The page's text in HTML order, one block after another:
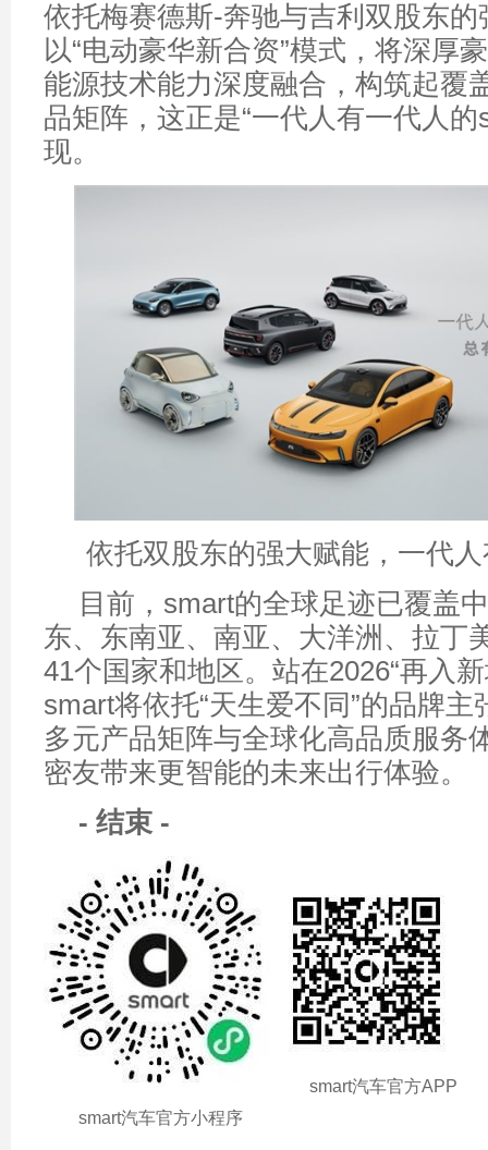
依托梅赛德斯-奔驰与吉利双股东
以“电动豪华新合资”模式，将深厚
能源技术能力深度融合，构筑起覆
品矩阵，这正是“一代人有一代人的
现。
依托双股东的强大赋能，一代
目前，smart的全球足迹已覆盖
东、东南亚、南亚、大洋洲、拉丁
41个国家和地区。站在2026“再入
smart将依托“天生爱不同”的品牌
多元产品矩阵与全球化高品质服务
密友带来更智能的未来出行体验。
- 结束 -
smart汽车官方小程序
smart汽车官方APP